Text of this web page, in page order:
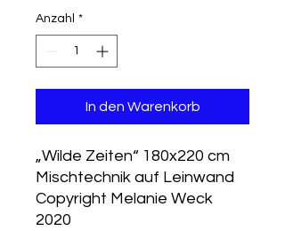
Anzahl *
In den Warenkorb
„Wilde Zeiten“ 180x220 cm
Mischtechnik auf Leinwand
Copyright Melanie Weck
2020